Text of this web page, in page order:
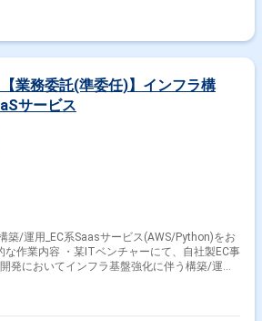
応 ・インフラのセキュリティ強化対応 ・技術
【業務委託(準委任)】インフラ構
サービス
築/運用_EC系Saasサービス(AWS/Python)をお
発においてインフラ基盤強化に伴う構築/運用
性維持とパフォーマンスの向上 ・監視システ